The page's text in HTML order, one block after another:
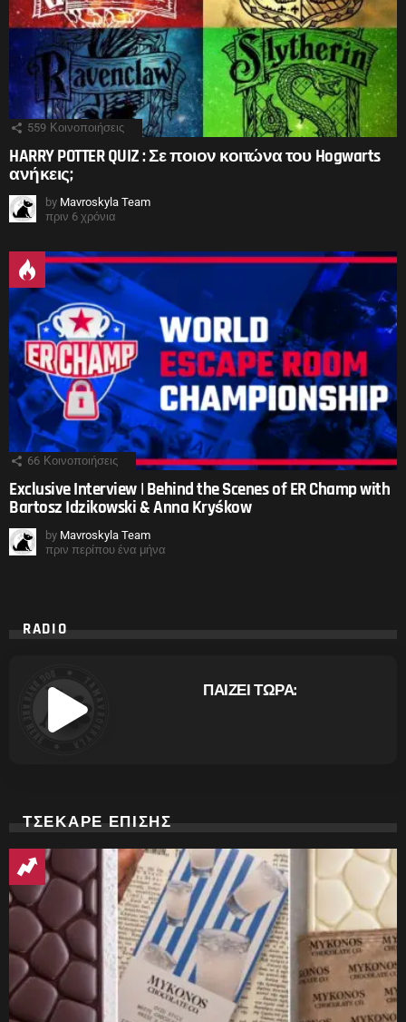
559 Κοινοποιήσεις
HARRY POTTER QUIZ : Σε ποιον κοιτώνα του Hogwarts
ανήκεις;
by Mavroskyla Team
πριν 6 χρόνια
66 Κοινοποιήσεις
Exclusive Interview | Behind the Scenes of ER Champ with
Bartosz Idzikowski & Anna Kryśkow
by Mavroskyla Team
πριν περίπου ένα μήνα
RADIO
ΠΑΙΖΕΙ ΤΩΡΑ:
ΤΣΕΚΑΡΕ ΕΠΙΣΗΣ